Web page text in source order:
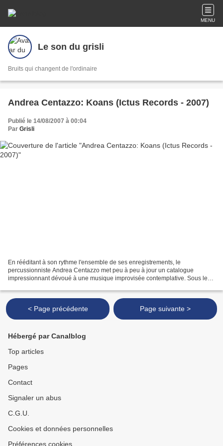
MENU
Le son du grisli
Bruits qui changent de l'ordinaire
Andrea Centazzo: Koans (Ictus Records - 2007)
Publié le 14/08/2007 à 00:04
Par Grisli
En rééditant à son rythme l'ensemble de ses enregistrements, le
percussionniste Andrea Centazzo met peu à peu à jour un catalogue
impressionnant dévoué à une musique improvisée contemplative. Sous le
< Page précédente Page suivante >
Hébergé par Canalblog
Top articles
Pages
Contact
Signaler un abus
C.G.U.
Cookies et données personnelles
Préférences cookies